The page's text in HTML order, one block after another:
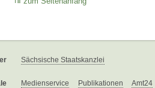
Sächsische Staatskanzlei
Medienservice Publikationen Amt24